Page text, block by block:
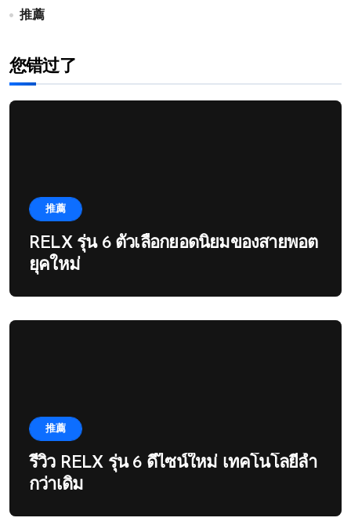
推薦
您错过了
推薦
RELX รุ่น 6 ตัวเลือกยอดนิยมของสายพอต
ยุคใหม่
推薦
รีวิว RELX รุ่น 6 ดีไซน์ใหม่ เทคโนโลยีล้ำ
กว่าเดิม